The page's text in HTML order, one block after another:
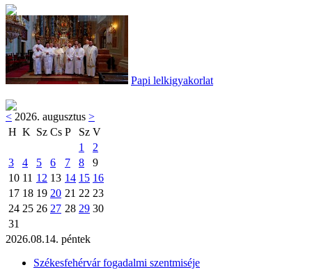
Papi lelkigyakorlat
< 2026. augusztus >
H K Sz Cs P Sz V
1
2
3
4 5 6 7 8
9
10 11 12 13 14 15 16
17 18 19 20 21 22 23
24 25 26 27 28 29 30
31
2026.08.14. péntek
Székesfehérvár fogadalmi szentmiséje